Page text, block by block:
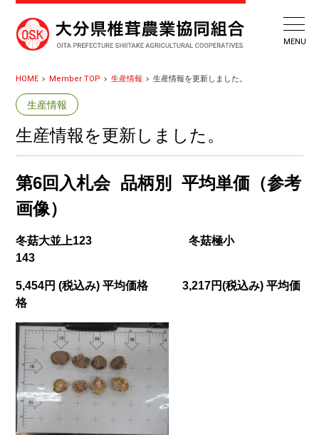
HOME Member TOP 生産情報 生産情報を更新しました。
生産情報
生産情報を更新しました。
第6回入札会 品柄別 平均単価（参考
画像）
冬菇大並上123
冬菇極小
143
5,454円 (税込み) 平均価格 3,217円(税込み) 平均価
格